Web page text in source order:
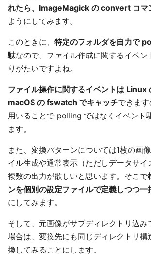
れたら、ImageMagick の convert コマ
ようにしてみます。
このときに、 特定のフォルダを自力で
駄なので、ファイル作成に関するイベン
りがたいですよね。
ファイル操作に関するイベントは
macOS の fswatch でキャッチできま
用いることで polling ではなくイベント
ます。
また、変換パターンについては1枚の画
イル生成や通常表示（ただしデータサイ
複数の出力が欲しいと思います。そこで
ンを個別の設定ファイルで定義しつつ一
にしてみます。
そして、元画像がサブディレクトリ込み
場合は、変換先にも同じディレクトリ構
換してみることにします。